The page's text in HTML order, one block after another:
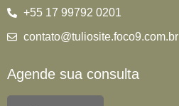
+55 17 99792 0201
contato@tuliosite.foco9.com.br
Agende sua consulta